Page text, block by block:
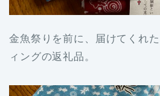
金魚祭りを前に、届けてくれ
ィングの返礼品。